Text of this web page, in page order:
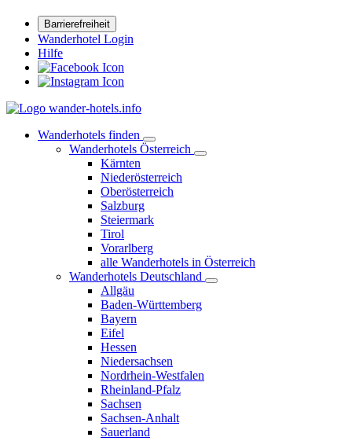
Barrierefreiheit
Wanderhotel Login
Hilfe
Wanderhotels finden
Wanderhotels Österreich
Kärnten
Niederösterreich
Oberösterreich
Salzburg
Steiermark
Tirol
Vorarlberg
alle Wanderhotels in Österreich
Wanderhotels Deutschland
Allgäu
Baden-Württemberg
Bayern
Eifel
Hessen
Niedersachsen
Nordrhein-Westfalen
Rheinland-Pfalz
Sachsen
Sachsen-Anhalt
Sauerland